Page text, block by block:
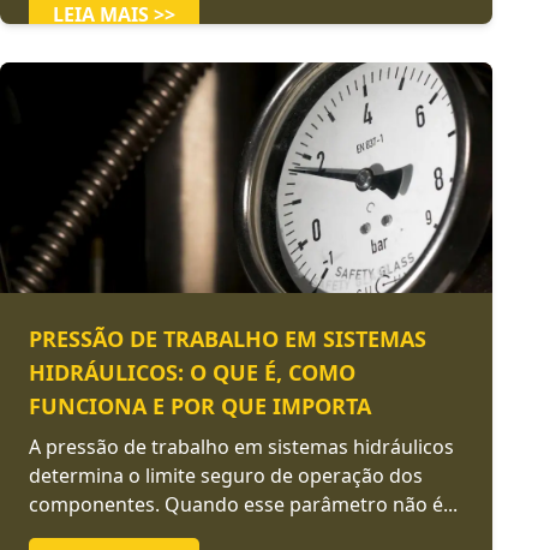
LEIA MAIS >>
PRESSÃO DE TRABALHO EM SISTEMAS
HIDRÁULICOS: O QUE É, COMO
FUNCIONA E POR QUE IMPORTA
A pressão de trabalho em sistemas hidráulicos
determina o limite seguro de operação dos
componentes. Quando esse parâmetro não é...